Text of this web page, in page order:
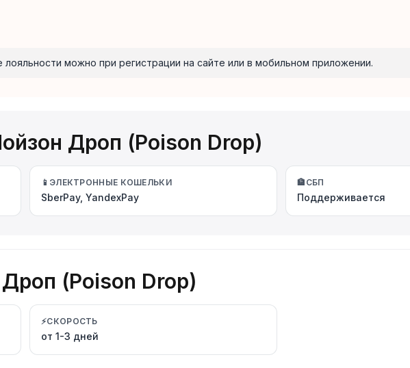
можно при регистрации на сайте или в мобильном приложении.
Дроп (Poison Drop)
📱 ЭЛЕКТРОННЫЕ КОШЕЛЬКИ
SberPay, YandexPay
🏦 СБП
Поддерживается
(Poison Drop)
⚡СКОРОСТЬ
от 1-3 дней